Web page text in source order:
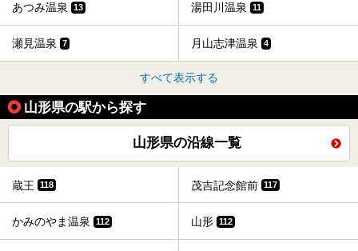
あつみ温泉 13 湯田川温泉 11
瀬見温泉 7 月山志津温泉 4
すべて表示する
山形県の駅から探す
山形県の沿線一覧
蔵王 118 茂吉記念館前 117
かみのやま温泉 112 山形 112